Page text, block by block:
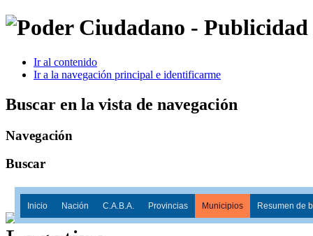
Ir al contenido
Ir a la navegación principal e identificarme
Buscar en la vista de navegación
Navegación
Buscar
Inicio Nación C.A.B.A. Provincias Municipios Resumen de